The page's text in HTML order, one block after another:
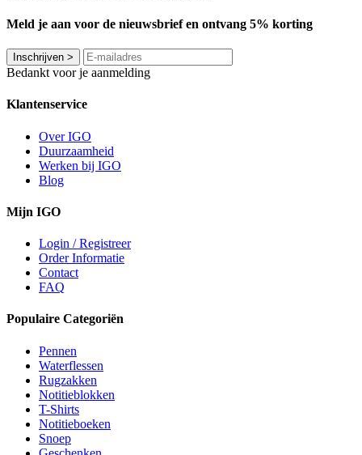
Meld je aan voor de nieuwsbrief en ontvang 5% korting
Inschrijven >
Bedankt voor je aanmelding
Klantenservice
Over IGO
Duurzaamheid
Werken bij IGO
Blog
Mijn IGO
Login / Registreer
Order Informatie
Contact
FAQ
Populaire Categoriën
Pennen
Waterflessen
Rugzakken
Notitieblokken
T-Shirts
Notitieboeken
Snoep